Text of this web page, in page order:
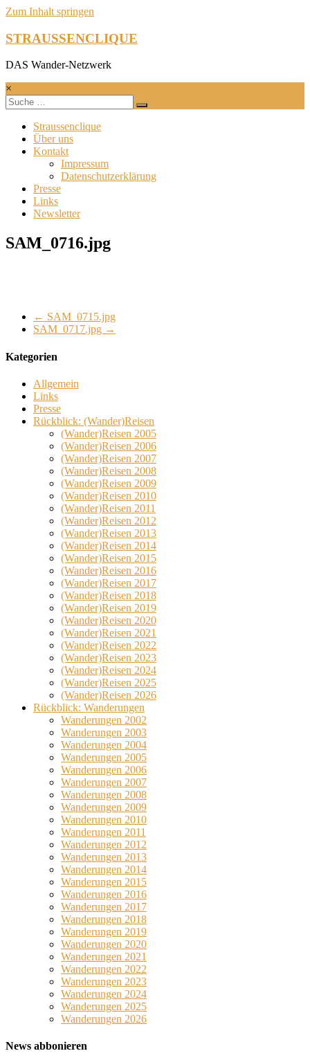
Zum Inhalt springen
STRAUSSENCLIQUE
DAS Wander-Netzwerk
×
Straussenclique
Über uns
Kontakt
Impressum
Datenschutzerklärung
Presse
Links
Newsletter
SAM_0716.jpg
← SAM_0715.jpg
SAM_0717.jpg →
Kategorien
Allgemein
Links
Presse
Rückblick: (Wander)Reisen
(Wander)Reisen 2005
(Wander)Reisen 2006
(Wander)Reisen 2007
(Wander)Reisen 2008
(Wander)Reisen 2009
(Wander)Reisen 2010
(Wander)Reisen 2011
(Wander)Reisen 2012
(Wander)Reisen 2013
(Wander)Reisen 2014
(Wander)Reisen 2015
(Wander)Reisen 2016
(Wander)Reisen 2017
(Wander)Reisen 2018
(Wander)Reisen 2019
(Wander)Reisen 2020
(Wander)Reisen 2021
(Wander)Reisen 2022
(Wander)Reisen 2023
(Wander)Reisen 2024
(Wander)Reisen 2025
(Wander)Reisen 2026
Rückblick: Wanderungen
Wanderungen 2002
Wanderungen 2003
Wanderungen 2004
Wanderungen 2005
Wanderungen 2006
Wanderungen 2007
Wanderungen 2008
Wanderungen 2009
Wanderungen 2010
Wanderungen 2011
Wanderungen 2012
Wanderungen 2013
Wanderungen 2014
Wanderungen 2015
Wanderungen 2016
Wanderungen 2017
Wanderungen 2018
Wanderungen 2019
Wanderungen 2020
Wanderungen 2021
Wanderungen 2022
Wanderungen 2023
Wanderungen 2024
Wanderungen 2025
Wanderungen 2026
News abbonieren